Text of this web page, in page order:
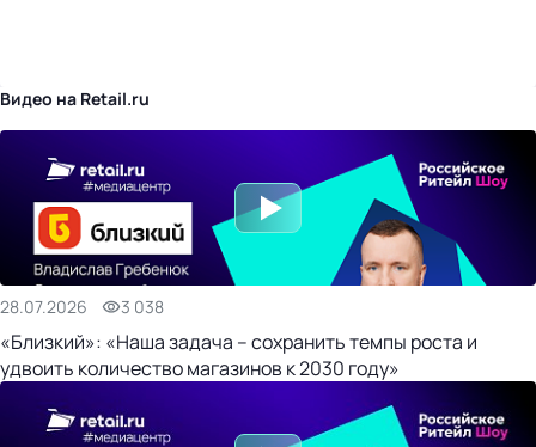
Видео на Retail.ru
28.07.2026 3 038
«Близкий»: «Наша задача – сохранить темпы роста и
удвоить количество магазинов к 2030 году»